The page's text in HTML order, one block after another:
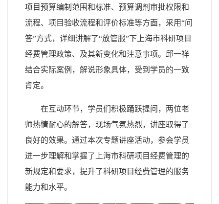
项目预算编制范围和标准、预算调剂审批权限和
流程、项目验收流程和评价标准等方面，采用“问
答”方式，详细讲解了“放管服”下上海市科研项目
经费管理政策、及其新变化和注意事项。邱一祥
结合实际案例，解说形象具体，受到学员的一致
肯定。
在互动环节，学员们积极踊跃提问，两位老
师热情耐心的解答，现场气氛热烈，讲座取得了
良好的效果。通过本次专题讲座活动，参会学员
进一步理解和掌握了上海市科研项目经费管理的
新规定和要求，提升了科研项目经费管理的服务
能力和水平。